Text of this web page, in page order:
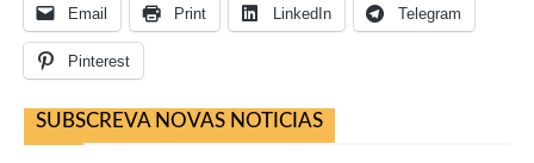
Email Print LinkedIn Telegram
Pinterest
SUBSCREVA NOVAS NOTICIAS